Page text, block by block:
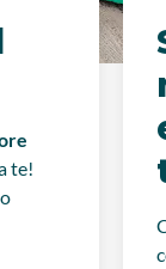
te!